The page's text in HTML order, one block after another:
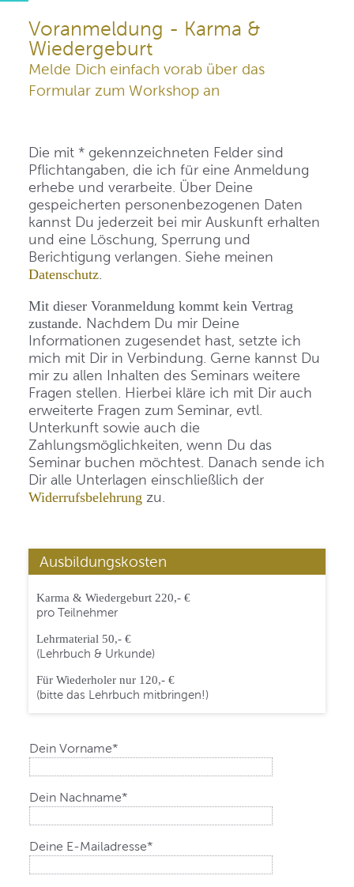
Voranmeldung - Karma &
Wiedergeburt
Melde Dich einfach vorab über das
Formular zum Workshop an
Die mit * gekennzeichneten Felder sind
Pflichtangaben, die ich für eine Anmeldung
erhebe und verarbeite. Über Deine
gespeicherten personenbezogenen Daten
kannst Du jederzeit bei mir Auskunft erhalten
und eine Löschung, Sperrung und
Berichtigung verlangen. Siehe meinen
Datenschutz
Mit dieser Voranmeldung kommt kein Vertrag
zustande. Nachdem Du mir Deine
Informationen zugesendet hast, setzte ich
mich mit Dir in Verbindung. Gerne kannst Du
mir zu allen Inhalten des Seminars weitere
Fragen stellen. Hierbei kläre ich mit Dir auch
erweiterte Fragen zum Seminar, evtl.
Unterkunft sowie auch die
Zahlungsmöglichkeiten, wenn Du das
Seminar buchen möchtest. Danach sende ich
Dir alle Unterlagen einschließlich der
Widerrufsbelehrung zu.
Ausbildungskosten
Karma & Wiedergeburt 220,- €
pro Teilnehmer
Lehrmaterial 50,- €
(Lehrbuch & Urkunde)
Für Wiederholer nur 120,- €
(bitte das Lehrbuch mitbringen!)
Pflichtfeld
Dein Vorname*
Pflichtfeld
Dein Nachname*
Pflichtfeld
Deine E-Mailadresse*